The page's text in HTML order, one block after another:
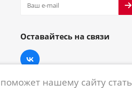
Оставайтесь на связи
нашему сайту стать